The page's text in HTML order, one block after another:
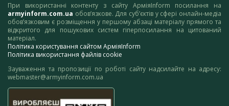
При використанні контенту з сайту АрміяInform посилання на
armyinform.com.ua обов’язкове. Для суб’єктів у сфері онлайн-медіа
обов’язковим є розміщення у першому абзаці матеріалу прямого та
відкритого для пошукових систем гіперпосилання на цитований
матеріал.
Політика користування сайтом АрміяInform
Політика використання файлів cookie
Зауваження та пропозиції по роботі сайту надсилайте на адресу:
webmaster@armyinform.com.ua